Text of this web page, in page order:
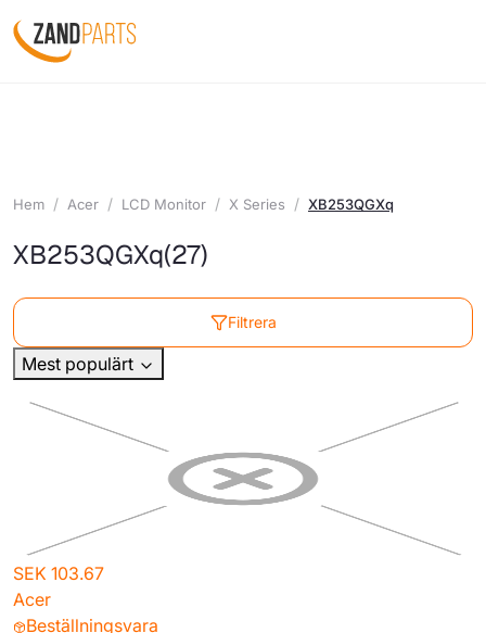
Hem Acer LCD Monitor X Series XB253QGXq
XB253QGXq(27)
Filtrera
Mest populärt
SEK 103.67
Acer
Beställningsvara